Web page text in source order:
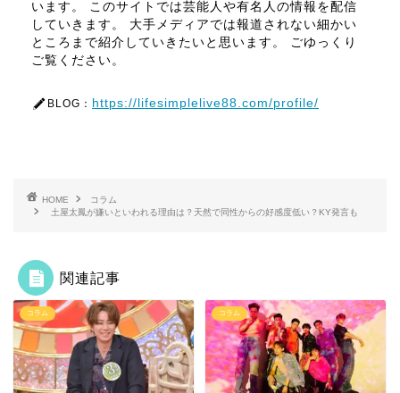
います。 このサイトでは芸能人や有名人の情報を配信
していきます。 大手メディアでは報道されない細かい
ところまで紹介していきたいと思います。 ごゆっくり
ご覧ください。
BLOG： https://lifesimplelive88.com/profile/
HOME
コラム
土屋太鳳が嫌いといわれる理由は？天然で同性からの好感度低い？KY発言も
関連記事
コラム コラム